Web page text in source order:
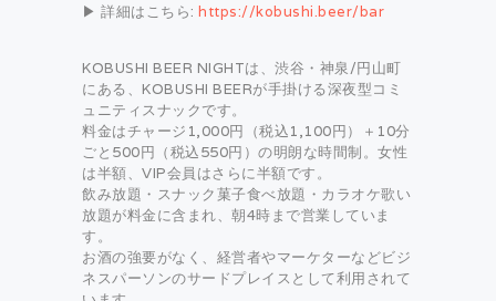
▶ 詳細はこちら: https://kobushi.beer/bar
KOBUSHI BEER NIGHTは、渋谷・神泉/円山町
にある、KOBUSHI BEERが手掛ける深夜型コミ
ュニティスナックです。
料金はチャージ1,000円（税込1,100円）＋10分
ごと500円（税込550円）の明朗な時間制。女性
は半額、VIP会員はさらに半額です。
飲み放題・スナック菓子食べ放題・カラオケ歌い
放題が料金に含まれ、朝4時まで営業していま
す。
お酒の強要がなく、経営者やマーケターなどビジ
ネスパーソンのサードプレイスとして利用されて